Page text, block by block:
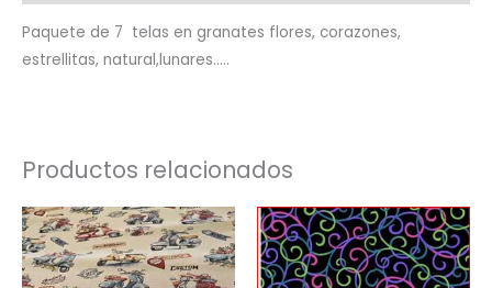
Paquete de 7 telas en granates flores, corazones,
estrellitas, natural,lunares…..
Productos relacionados